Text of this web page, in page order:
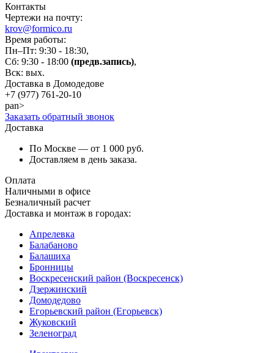
Контакты
Чертежи на почту:
krov@formico.ru
Время работы:
Пн–Пт: 9:30 - 18:30,
Сб: 9:30 - 18:00 (предв.запись),
Вск: вых.
Доставка в Домодедове
+7 (977) 761-20-10
pan>
Заказать обратный звонок
Доставка
По Москве — от 1 000 руб.
Доставляем в день заказа.
Оплата
Наличными в офисе
Безналичный расчет
Доставка и монтаж в городах:
Апрелевка
Балабаново
Балашиха
Бронницы
Воскресенский район (Воскресенск)
Дзержинский
Домодедово
Егорьевский район (Егорьевск)
Жуковский
Зеленоград